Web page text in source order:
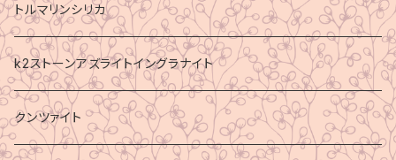
トルマリンシリカ
k2ストーンアズライトイングラナイト
クンツァイト